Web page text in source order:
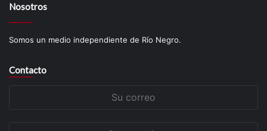
Nosotros
Somos un medio independiente de Río Negro.
Contacto